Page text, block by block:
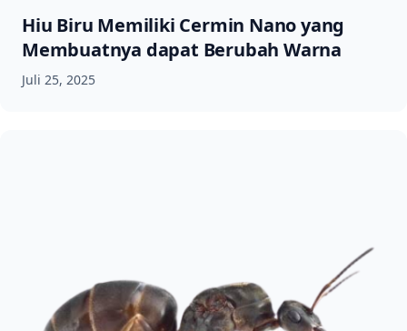
Hiu Biru Memiliki Cermin Nano yang
Membuatnya dapat Berubah Warna
Juli 25, 2025